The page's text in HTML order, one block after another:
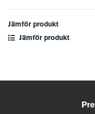
Jämför produkt
Jämför produkt